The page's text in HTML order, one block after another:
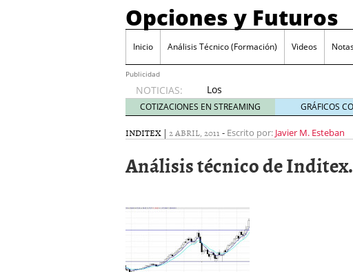
Opciones y Futuros
Inicio Análisis Técnico (Formación) Videos
Publicidad
NOTICIAS:
Los
mercados
se han
vuelto
locos.
agosto
La «mejora» en el crédito a
La letra pequeña de los
Cuentos de pymelandia IV (y
COTIZACIONES EN STREAMING GRÁFICOS
INDITEX | 2 ABRIL, 2011 - Escrito por: Javier M. Esteban
Análisis técnico de Inditex.